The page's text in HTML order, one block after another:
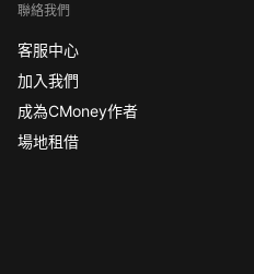
聯絡我們
客服中心
加入我們
成為CMoney作者
場地租借